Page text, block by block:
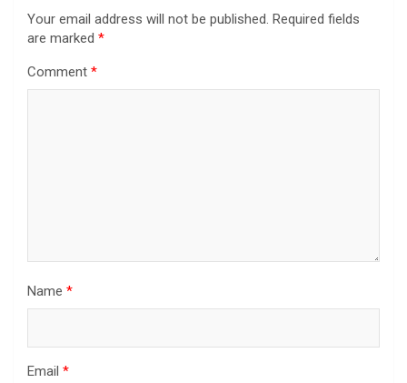
Your email address will not be published. Required fields
are marked *
Comment *
Name *
Email *